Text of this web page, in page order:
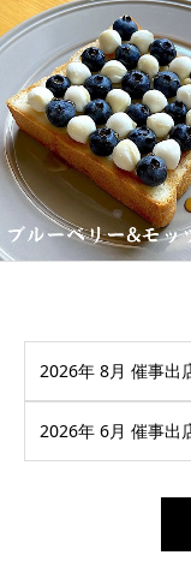
2026年 8月 催事出
2026年 6月 催事出